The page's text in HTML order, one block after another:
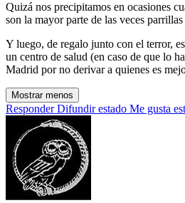
Quizá nos precipitamos en ocasiones
son la mayor parte de las veces
Y luego, de regalo junto con el terror,
un centro de salud (en caso de que lo
Madrid por no derivar a quienes es
Mostrar menos
Responder Difundir estado Me gusta